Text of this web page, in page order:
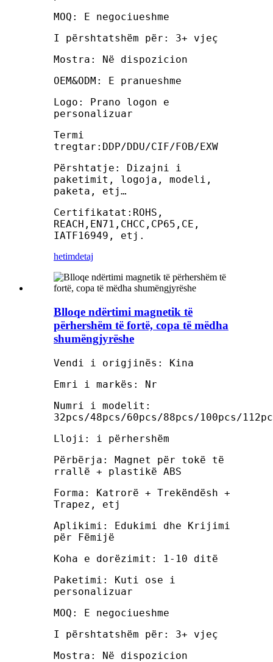
MOQ: E negociueshme
I përshtatshëm për: 3+ vjeç
Mostra: Në dispozicion
OEM&ODM: E pranueshme
Logo: Prano logon e
personalizuar
Termi
tregtar:DDP/DDU/CIF/FOB/EXW
Përshtatje: Dizajni i
paketimit, logoja, modeli,
paketa, etj…
Certifikatat:ROHS,
REACH,EN71,CHCC,CP65,CE,
IATF16949, etj.
hetimdetaj
Blloqe ndërtimi magnetik të
përhershëm të fortë, copa të mëdha
shumëngjyrëshe
Vendi i origjinës: Kina
Emri i markës: Nr
Numri i modelit:
32pcs/48pcs/60pcs/88pcs/100pcs/
Lloji: i përhershëm
Përbërja: Magnet për tokë të
rrallë + plastikë ABS
Forma: Katrorë + Trekëndësh +
Trapez, etj
Aplikimi: Edukimi dhe Krijimi
për Fëmijë
Koha e dorëzimit: 1-10 ditë
Paketimi: Kuti ose i
personalizuar
MOQ: E negociueshme
I përshtatshëm për: 3+ vjeç
Mostra: Në dispozicion